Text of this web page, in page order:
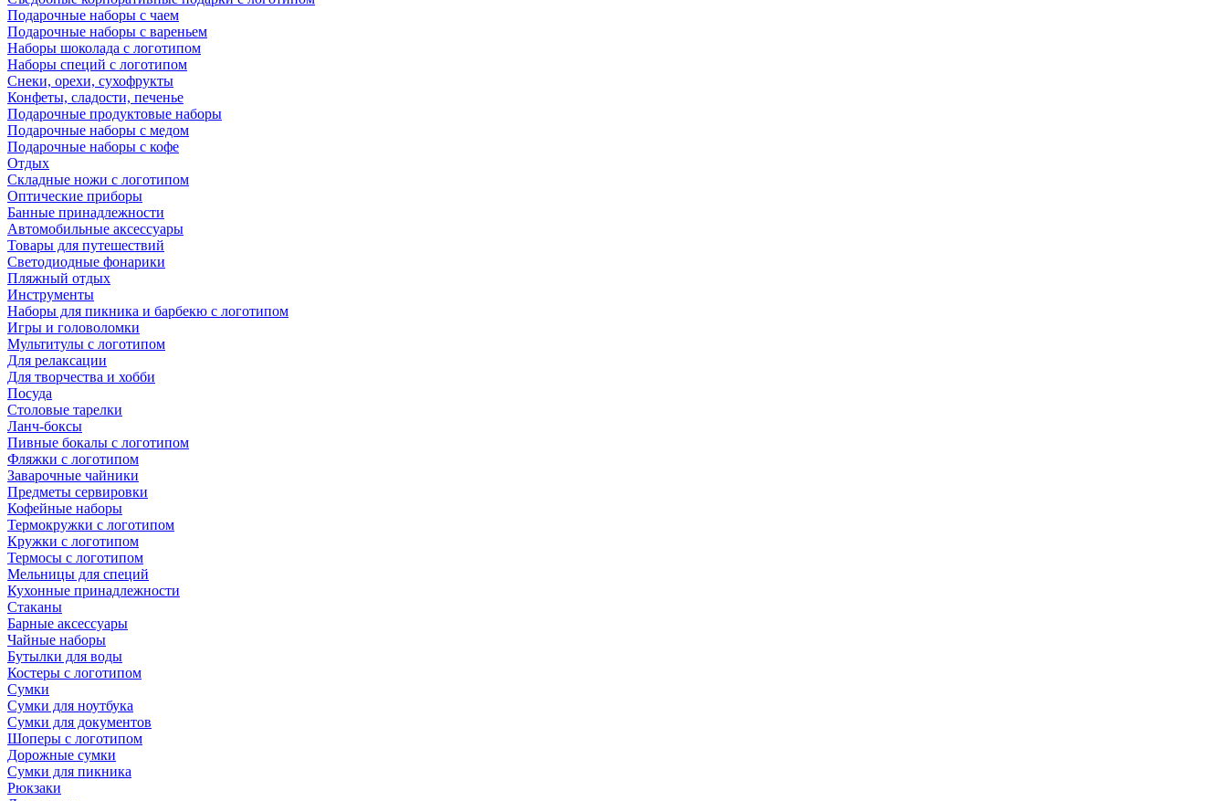
Подарочные наборы с чаем
Подарочные наборы с вареньем
Наборы шоколада с логотипом
Наборы специй с логотипом
Снеки, орехи, сухофрукты
Конфеты, сладости, печенье
Подарочные продуктовые наборы
Подарочные наборы с медом
Подарочные наборы с кофе
Отдых
Складные ножи с логотипом
Оптические приборы
Банные принадлежности
Автомобильные аксессуары
Товары для путешествий
Светодиодные фонарики
Пляжный отдых
Инструменты
Наборы для пикника и барбекю с логотипом
Игры и головоломки
Мультитулы с логотипом
Для релаксации
Для творчества и хобби
Посуда
Столовые тарелки
Ланч-боксы
Пивные бокалы с логотипом
Фляжки с логотипом
Заварочные чайники
Предметы сервировки
Кофейные наборы
Термокружки с логотипом
Кружки с логотипом
Термосы с логотипом
Мельницы для специй
Кухонные принадлежности
Стаканы
Барные аксессуары
Чайные наборы
Бутылки для воды
Костеры с логотипом
Сумки
Сумки для ноутбука
Сумки для документов
Шоперы с логотипом
Дорожные сумки
Сумки для пикника
Рюкзаки